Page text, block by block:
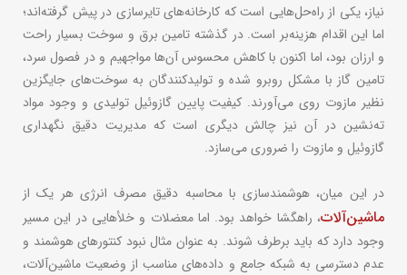
نیاز، یکی از راه‌حل‌هایی است که کارخانه‌های تایرسازی در پیش گرفته‌اند؛
اما این اقدام هزینه‌بر است. در گذشته تامین برق و سوخت بسیار راحت
و ارزان بود، اما اکنون با کاهش محسوس آن‌ها مواجهیم و در فصول سرد،
تامین گاز با مشکل روبرو شده و تولیدکنندگان به سوخت‌های جایگزین
نظیر مازوت روی می‌آورند. کیفیت پایین گازوئیل تولیدی و وجود مواد
ته‌نشین در آن نیز چالش دیگری است که مدیریت دقیق نگهداری
گازوئیل و مازوت را ضروری می‌سازد.
در این میان، هوشمندسازی با محاسبه دقیق مصرف انرژی هر یک از
ماشین‌آلات، راهگشا خواهد بود. اما معضلات و خلأهایی در این مسیر
وجود دارد که باید برطرف شوند. به عنوان مثال نبود کنتورهای هوشمند و
عدم دسترسی به شبکه جامع و داده‌های مناسب از وضعیت ماشین‌آلات،